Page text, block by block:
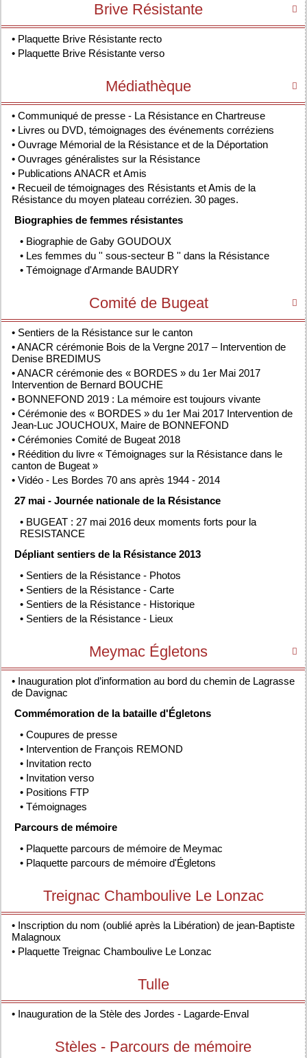

Brive Résistante
• Plaquette Brive Résistante recto
• Plaquette Brive Résistante verso

Médiathèque
• Communiqué de presse - La Résistance en Chartreuse
• Livres ou DVD, témoignages des événements corréziens
• Ouvrage Mémorial de la Résistance et de la Déportation
• Ouvrages généralistes sur la Résistance
• Publications ANACR et Amis
• Recueil de témoignages des Résistants et Amis de la
Résistance du moyen plateau corrézien. 30 pages.
Biographies de femmes résistantes
• Biographie de Gaby GOUDOUX
• Les femmes du '' sous-secteur B '' dans la Résistance
• Témoignage d'Armande BAUDRY

Comité de Bugeat
• Sentiers de la Résistance sur le canton
•ANACR cérémonie Bois de la Vergne 2017 – Intervention de
Denise BREDIMUS
•ANACR cérémonie des « BORDES » du 1er Mai 2017
Intervention de Bernard BOUCHE
• BONNEFOND 2019 : La mémoire est toujours vivante
• Cérémonie des « BORDES » du 1er Mai 2017 Intervention de
Jean-Luc JOUCHOUX, Maire de BONNEFOND
• Cérémonies Comité de Bugeat 2018
• Réédition du livre « Témoignages sur la Résistance dans le
canton de Bugeat »
• Vidéo - Les Bordes 70 ans après 1944 - 2014
27 mai - Journée nationale de la Résistance
• BUGEAT : 27 mai 2016 deux moments forts pour la
RESISTANCE
Dépliant sentiers de la Résistance 2013
• Sentiers de la Résistance - Photos
• Sentiers de la Résistance - Carte
• Sentiers de la Résistance - Historique
• Sentiers de la Résistance - Lieux

Meymac Égletons
• Inauguration plot d’information au bord du chemin de Lagrasse
de Davignac
Commémoration de la bataille d'Égletons
• Coupures de presse
• Intervention de François REMOND
• Invitation recto
• Invitation verso
• Positions FTP
• Témoignages
Parcours de mémoire
• Plaquette parcours de mémoire de Meymac
• Plaquette parcours de mémoire d'Égletons
Treignac Chamboulive Le Lonzac
• Inscription du nom (oublié après la Libération) de jean-Baptiste
Malagnoux
• Plaquette Treignac Chamboulive Le Lonzac
Tulle
• Inauguration de la Stèle des Jordes - Lagarde-Enval
Stèles - Parcours de mémoire